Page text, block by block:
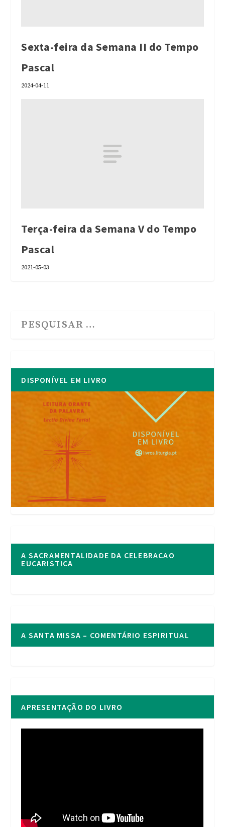
Sexta-feira da Semana II do Tempo
Pascal
2024-04-11
Terça-feira da Semana V do Tempo
Pascal
2021-05-03
DISPONÍVEL EM LIVRO
A SACRAMENTALIDADE DA CELEBRACAO
EUCARISTICA
A SANTA MISSA – COMENTÁRIO ESPIRITUAL
APRESENTAÇÃO DO LIVRO